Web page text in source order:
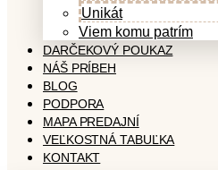
Unikát
Viem komu patrím
DARČEKOVÝ POUKAZ
NÁŠ PRÍBEH
BLOG
PODPORA
MAPA PREDAJNÍ
VEĽKOSTNÁ TABUĽKA
KONTAKT